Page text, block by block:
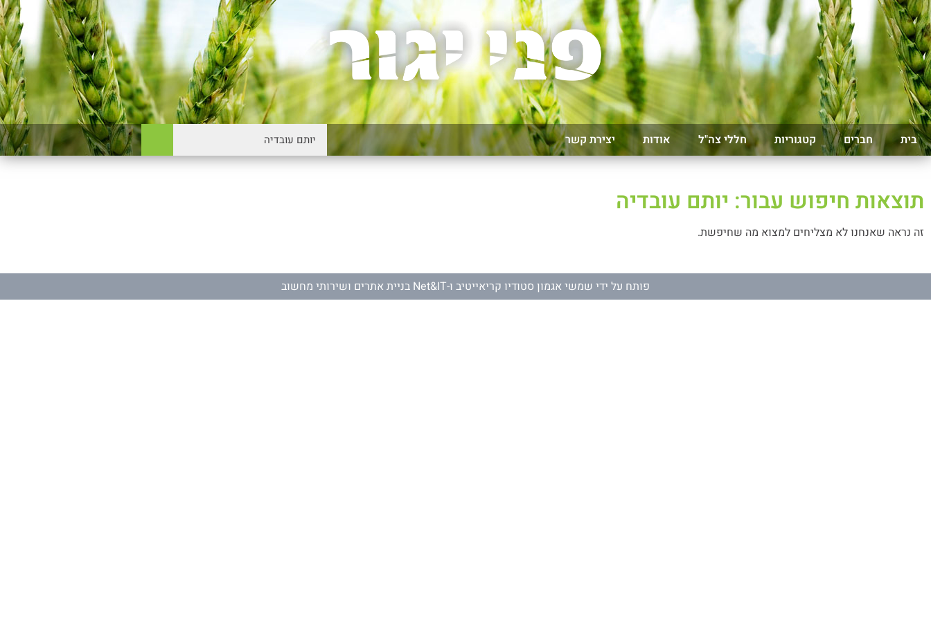
בית חברים קטגוריות חללי צה"ל אודות יצירת קשר
תוצאות חיפוש עבור: יותם עובדיה
זה נראה שאנחנו לא מצליחים למצוא מה שחיפשת.
פותח על ידי שמשי אגמון סטודיו קריאייטיב ו-Net&IT בניית אתרים ושירותי מחשוב